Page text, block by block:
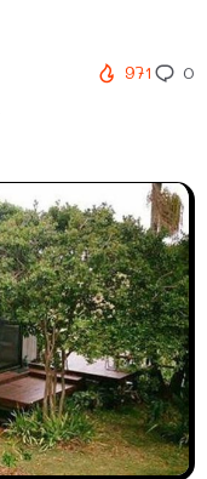
971 0